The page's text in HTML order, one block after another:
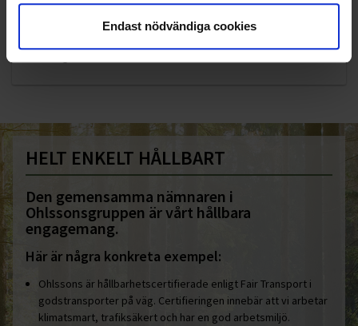
Endast nödvändiga cookies
KUNDTJÄNST
HELT ENKELT HÅLLBART
Den gemensamma nämnaren i
Ohlssonsgruppen är vårt hållbara
engagemang.
Här är några konkreta exempel:
Ohlssons är hållbarhetscertifierade enligt Fair Transport i
godstransporter på väg. Certifieringen innebär att vi arbetar
klimatsmart, trafiksäkert och har en god arbetsmiljö.